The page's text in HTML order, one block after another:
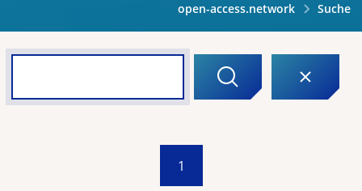
open-access.network Suche
1